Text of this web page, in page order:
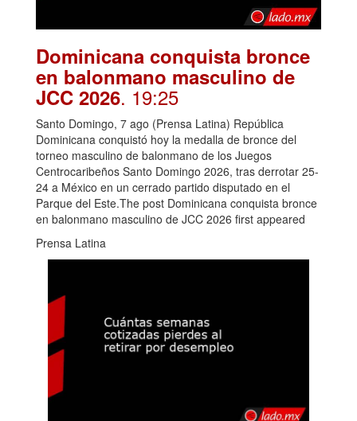
Dominicana conquista bronce
en balonmano masculino de
JCC 2026. 19:25
Santo Domingo, 7 ago (Prensa Latina) República
Dominicana conquistó hoy la medalla de bronce del
torneo masculino de balonmano de los Juegos
Centrocaribeños Santo Domingo 2026, tras derrotar 25-
24 a México en un cerrado partido disputado en el
Parque del Este.The post Dominicana conquista bronce
en balonmano masculino de JCC 2026 first appeared
Prensa Latina